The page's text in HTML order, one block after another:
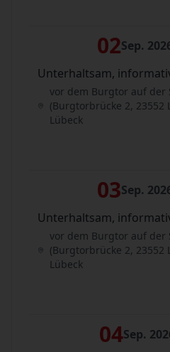
02Sep.
Unterhaltsam,
vor dem Burgtor auf der
(Burgtorbrücke 2, 23552
Lübeck
03Sep.
Unterhaltsam,
vor dem Burgtor auf der
(Burgtorbrücke 2, 23552
Lübeck
04Sep.